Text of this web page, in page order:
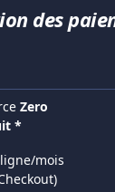
des
Zero
*
mois